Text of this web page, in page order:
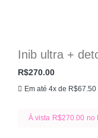
Inib ultra +
R$270.00
Em até 4x de R$67.50
À vista R$270.00 no